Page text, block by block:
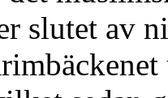
slutet av